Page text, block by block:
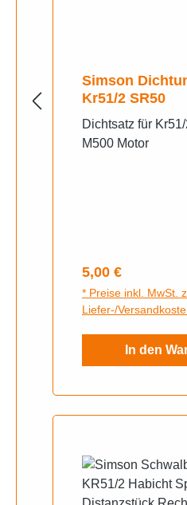
Simson
Kr51/2 SR50
Dichtsatz für
M500 Motor
Regulärer Preis:
5,00 €
* Preise inkl. MwSt.
Liefer-/
In den